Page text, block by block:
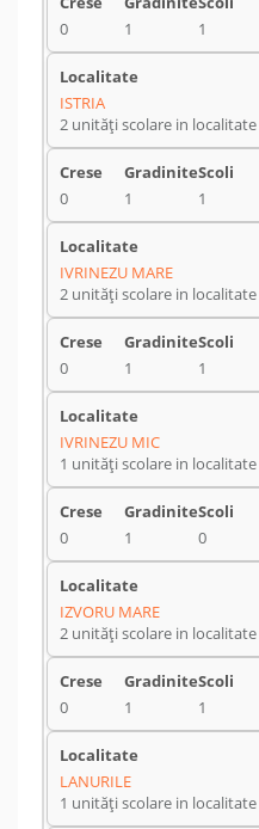
0 1 1
ISTRIA
2 unități scolare in localitate
0 1 1
IVRINEZU MARE
2 unități scolare in localitate
0 1 1
IVRINEZU MIC
1 unități scolare in localitate
0 1 0
IZVORU MARE
2 unități scolare in localitate
0 1 1
LANURILE
1 unități scolare in localitate